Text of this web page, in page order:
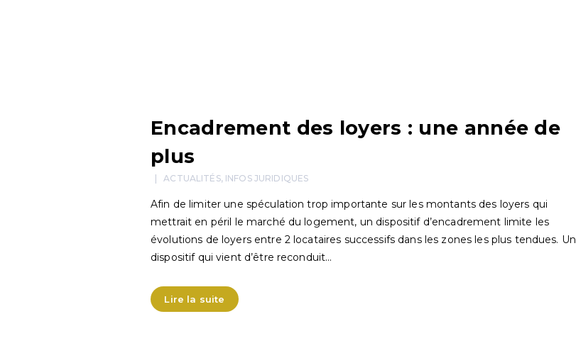
Encadrement des loyers : une année de
plus
ACTUALITÉS, INFOS JURIDIQUES
Afin de limiter une spéculation trop importante sur les montants des loyers qui
mettrait en péril le marché du logement, un dispositif d’encadrement limite les
évolutions de loyers entre 2 locataires successifs dans les zones les plus tendues. Un
dispositif qui vient d’être reconduit…
Lire la suite